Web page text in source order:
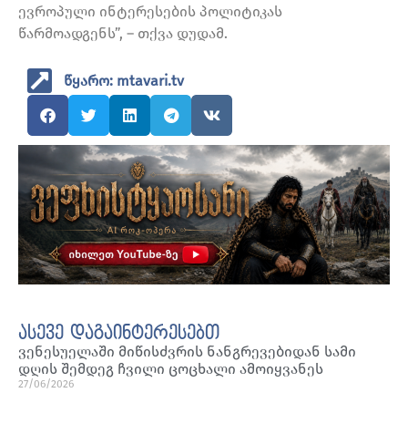
ევროპული ინტერესების პოლიტიკას
წარმოადგენს”, – თქვა დუდამ.
წყარო: mtavari.tv
ასევე დაგაინტერესებთ
ვენესუელაში მიწისძვრის ნანგრევებიდან სამი
დღის შემდეგ ჩვილი ცოცხალი ამოიყვანეს
27/06/2026